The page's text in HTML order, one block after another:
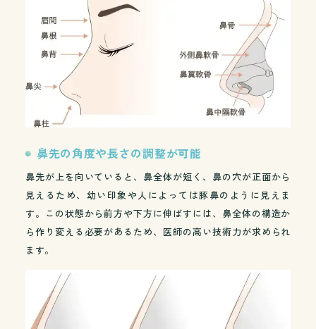
鼻先の角度や長さの調整が可能
鼻先が上を向いていると、鼻全体が短く、鼻の穴が正面から
見えるため、幼い印象や人によっては豚鼻のように見えま
す。この状態から前方や下方に伸ばすには、鼻全体の構造か
ら作り変える必要があるため、医師の高い技術力が求められ
ます。